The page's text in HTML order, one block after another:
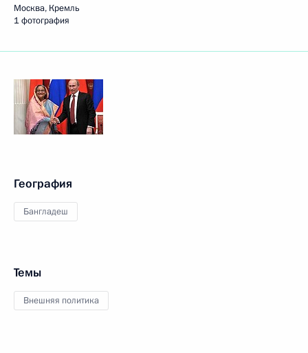
Москва, Кремль
1 фотография
География
Бангладеш
Темы
Внешняя политика